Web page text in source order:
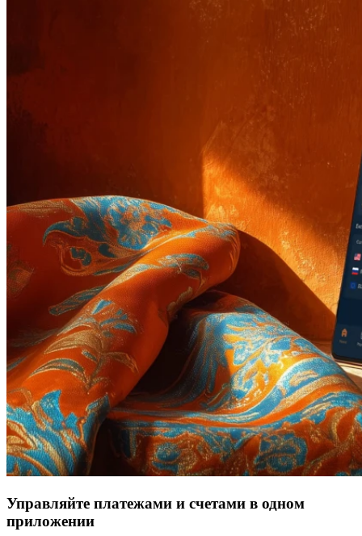
Управляйте платежами и счетами в одном
приложении